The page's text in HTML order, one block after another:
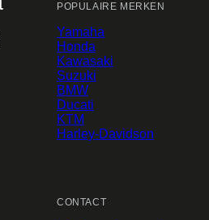
POPULAIRE MERKEN
Yamaha
Honda
Kawasaki
Suzuki
BMW
Ducati
KTM
Harley-Davidson
CONTACT